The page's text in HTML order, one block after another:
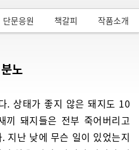
단문응원 책갈피 작품소개
노
. 상태가 좋지 않은 돼지도 10
끼 돼지들은 전부 죽어버리고
지난 낮에 무슨 일이 있었는지